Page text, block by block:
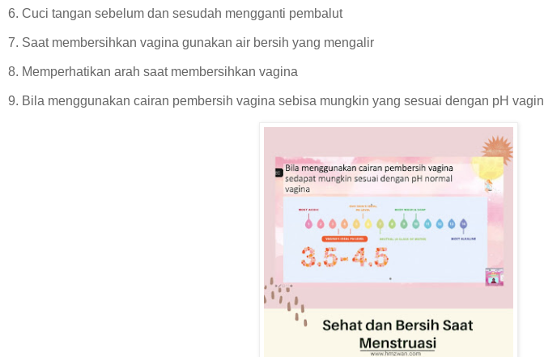
6. Cuci tangan sebelum dan sesudah mengganti pembalut
7. Saat membersihkan vagina gunakan air bersih yang mengalir
8. Memperhatikan arah saat membersihkan vagina
9. Bila menggunakan cairan pembersih vagina sebisa mungkin yang sesuai dengan pH